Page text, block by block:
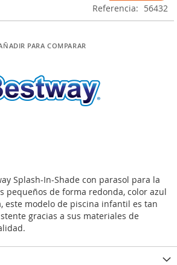
Referencia
56432
PARA COMPARAR
Splash-In-Shade con parasol para la
pequeños de forma redonda, color azul
este modelo de piscina infantil es tan
gracias a sus materiales de